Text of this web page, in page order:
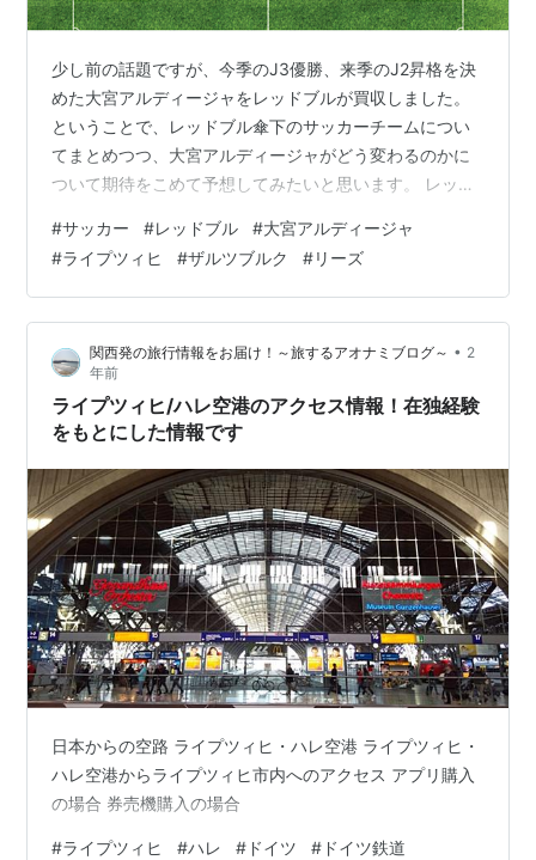
少し前の話題ですが、今季のJ3優勝、来季のJ2昇格を決
めた大宮アルディージャをレッドブルが買収しました。
ということで、レッドブル傘下のサッカーチームについ
てまとめつつ、大宮アルディージャがどう変わるのかに
ついて期待をこめて予想してみたいと思います。 レッド
リーグであるブンデスリーガに所属しているチーム。
UEFAチャンピオンズリーグ24-25の本戦にも出場してい
る。レッドブル傘下のチームでは最も実力のあるチーム
と言える。「RBライプツィヒ」が正式名称で、RBは
RedBullではなくて、RasenBallsportの略だが、どう考え
てもRedB…
#サッカー #レッドブル #大宮アルディージャ
#ライプツィヒ #ザルツブルク #リーズ
関西発の旅行情報をお届け！～旅するアオナミブログ～ • 2
年前
ライプツィヒ/ハレ空港のアクセス情報！在独経験
をもとにした情報です
日本からの空路 ライプツィヒ・ハレ空港 ライプツィヒ・
ハレ空港からライプツィヒ市内へのアクセス アプリ購入
の場合 券売機購入の場合
#ライプツィヒ #ハレ # ドイツ # ドイツ鉄道